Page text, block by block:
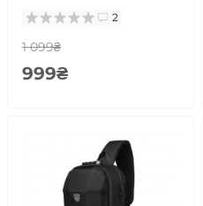
2
1 099₴
999₴